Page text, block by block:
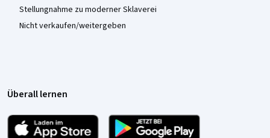
Stellungnahme zu moderner Sklaverei
Nicht verkaufen/weitergeben
Überall lernen